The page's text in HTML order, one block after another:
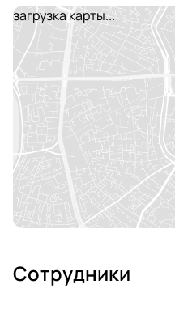
загрузка карты...
Сотрудники